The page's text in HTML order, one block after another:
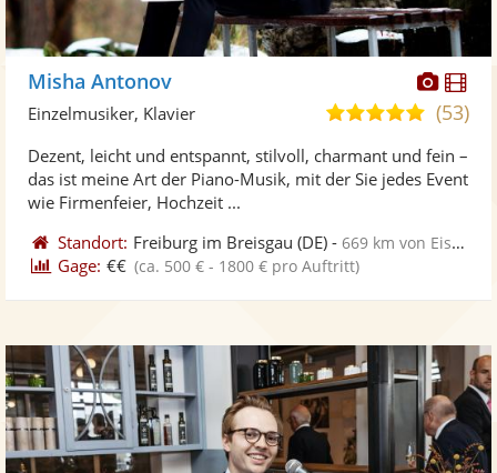
Fotos
Misha Antonov
5,0
5
(53)
Einzelmusiker, Klavier
Dezent, leicht und entspannt, stilvoll, charmant und fein –
das ist meine Art der Piano-Musik, mit der Sie jedes Event
wie Firmenfeier, Hochzeit ...
Standort: Freiburg im Breisgau (DE) -669 km von Eisenhüttenstadt
Gage: €€ (ca. 500 € - 1800 € pro Auftritt)